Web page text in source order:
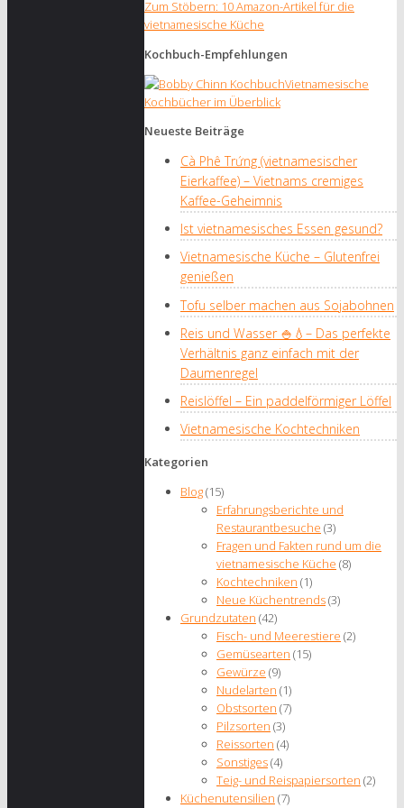
Zum Stöbern: 10 Amazon-Artikel für die
vietnamesische Küche
Kochbuch-Empfehlungen
Vietnamesische
Kochbücher im Überblick
Neueste Beiträge
Cà Phê Trứng (vietnamesischer
Eierkaffee) – Vietnams cremiges
Kaffee-Geheimnis
Ist vietnamesisches Essen gesund?
Vietnamesische Küche – Glutenfrei
genießen
Tofu selber machen aus Sojabohnen
Reis und Wasser 🍚💧– Das perfekte
Verhältnis ganz einfach mit der
Daumenregel
Reislöffel – Ein paddelförmiger Löffel
Vietnamesische Kochtechniken
Kategorien
Blog(15)
Erfahrungsberichte und
Restaurantbesuche (3)
Fragen und Fakten rund um die
vietnamesische Küche (8)
Kochtechniken (1)
Neue Küchentrends(3)
Grundzutaten (42)
Fisch- und Meerestiere (2)
Gemüsearten (15)
Gewürze (9)
Nudelarten (1)
Obstsorten (7)
Pilzsorten (3)
Reissorten (4)
Sonstiges(4)
Teig- und Reispapiersorten (2)
Küchenutensilien (7)